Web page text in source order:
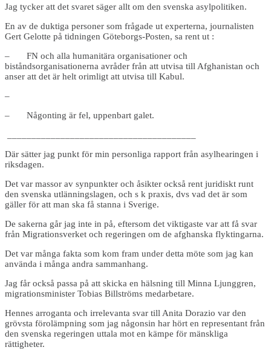
Jag tycker att det svaret säger allt om den svenska asylpolitiken.
En av de duktiga personer som frågade ut experterna, journalisten
Gert Gelotte på tidningen Göteborgs-Posten, sa rent ut :
– FN och alla humanitära organisationer och
biståndsorganisationerna avråder från att utvisa till Afghanistan och
anser att det är helt orimligt att utvisa till Kabul.
–
– Någonting är fel, uppenbart galet.
Där sätter jag punkt för min personliga rapport från asylhearingen i
riksdagen.
Det var massor av synpunkter och åsikter också rent juridiskt runt
den svenska utlänningslagen, och s k praxis, dvs vad det är som
gäller för att man ska få stanna i Sverige.
De sakerna går jag inte in på, eftersom det viktigaste var att få svar
från Migrationsverket och regeringen om de afghanska flyktingarna.
Det var många fakta som kom fram under detta möte som jag kan
använda i många andra sammanhang.
Jag får också passa på att skicka en hälsning till Minna Ljunggren,
migrationsminister Tobias Billströms medarbetare.
Hennes arroganta och irrelevanta svar till Anita Dorazio var den
grövsta förolämpning som jag någonsin har hört en representant från
den svenska regeringen uttala mot en kämpe för mänskliga
rättigheter.